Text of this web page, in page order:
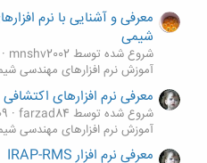
معرفی و آشنایی با نرم
شیمی
شروع شده توسط mnshv2002
آموزش نرم افزارهای مهندسی
معرفی نرم افزارهای اکتشافی
شروع شده توسط farzad84
آموزش نرم افزارهای مهندسی
معرفی نرم افزار IRAP-RMS